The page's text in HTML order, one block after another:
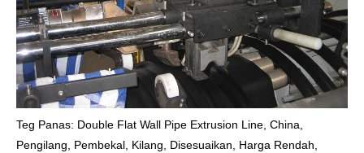
Teg Panas: Double Flat Wall Pipe Extrusion Line, China,
Pengilang, Pembekal, Kilang, Disesuaikan, Harga Rendah,